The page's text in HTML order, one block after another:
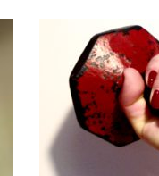
30 STYCZNIA